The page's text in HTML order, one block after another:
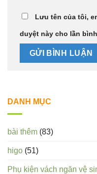
Lưu tên của tôi,
duyệt này cho lần
DANH MỤC
bài thêm (83)
higo (51)
Phụ kiện vách ngăn vệ